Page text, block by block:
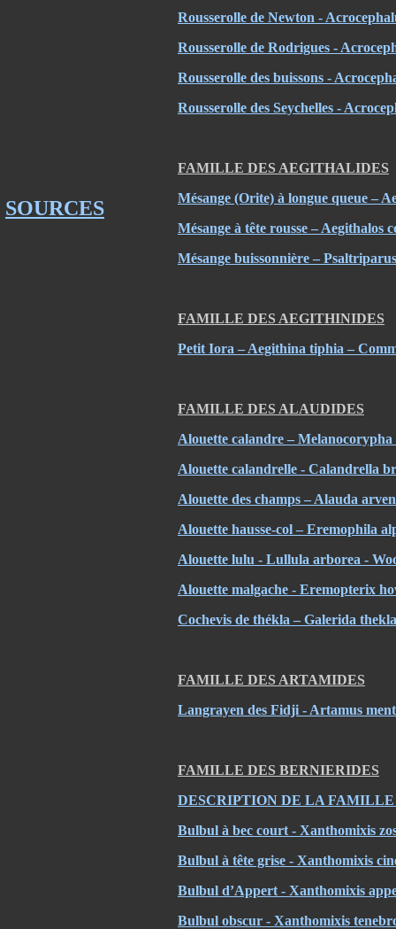
Rousserolle de Newton -
Rousserolle de Rodrigues -
Rousserolle des buissons -
Rousserolle des Seychelles -
FAMILLE DES AEGITHALIDES
Mésange (Orite) à longue queue –
Mésange à tête rousse –
Mésange buissonnière –
FAMILLE DES AEGITHINIDES
Petit Iora – Aegithina tiphia –
FAMILLE DES ALAUDIDES
Alouette calandre –
Alouette calandrelle - Calandrella
Alouette des champs – Alauda
Alouette hausse-col – Eremophila
Alouette lulu - Lullula arborea -
Alouette malgache - Eremopterix
Cochevis de thékla – Galerida
FAMILLE DES ARTAMIDES
Langrayen des Fidji - Artamus
FAMILLE DES BERNIERIDES
DESCRIPTION DE LA
Bulbul à bec court - Xanthomixis
Bulbul à tête grise - Xanthomixis
Bulbul d’Appert - Xanthomixis
Bulbul obscur - Xanthomixis
SOURCES